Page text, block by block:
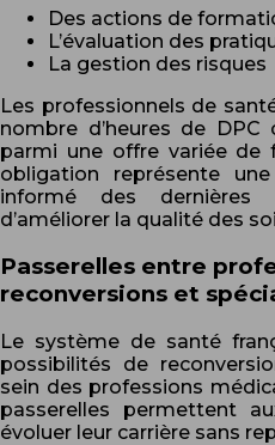
Des actions de
L’évaluation des
La gestion des risques
Les professionnels de
nombre d’heures de DPC
parmi une offre variée de
obligation représente
informé des dernières
d’améliorer la qualité des
Passerelles entre
reconversions et
Le système de santé
possibilités de
sein des professions
passerelles permettent
évoluer leur carrière sans